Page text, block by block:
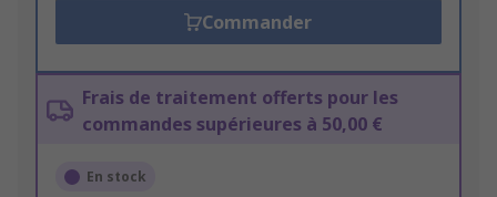
Commander
Frais de traitement offerts pour les
commandes supérieures à 50,00 €
En stock